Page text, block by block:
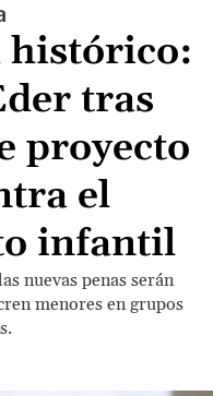
histórico:
tras
proyecto
el
infantil
nuevas penas serán
menores en grupos